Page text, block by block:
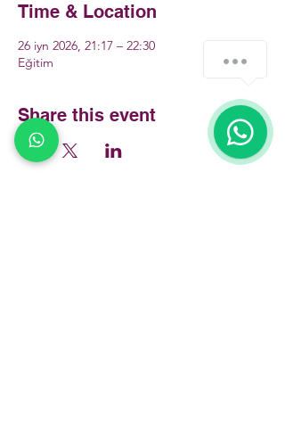
Time & Location
26 iyn 2026, 21:17 – 22:30
Eğitim
Share this event